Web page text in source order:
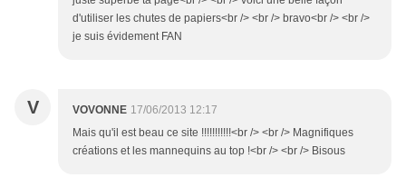
d'utiliser les chutes de papiers<br /> <br /> bravo<br /> <br />
je suis évidement FAN
V VOVONNE 17/06/2013 12:17
Mais qu'il est beau ce site !!!!!!!!!!!<br /> <br /> Magnifiques
créations et les mannequins au top !<br /> <br /> Bisous